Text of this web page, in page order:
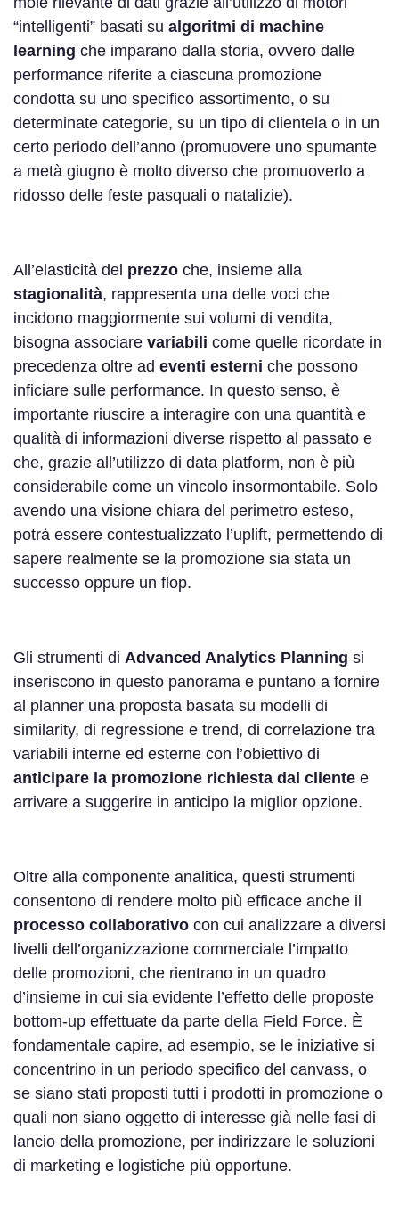
“intelligenti” basati su algoritmi di machine
learning che imparano dalla storia, ovvero dalle
performance riferite a ciascuna promozione
condotta su uno specifico assortimento, o su
determinate categorie, su un tipo di clientela o in un
certo periodo dell’anno (promuovere uno spumante
a metà giugno è molto diverso che promuoverlo a
ridosso delle feste pasquali o natalizie).
All’elasticità del prezzo che, insieme alla
stagionalità, rappresenta una delle voci che
incidono maggiormente sui volumi di vendita,
bisogna associare variabili come quelle ricordate in
precedenza oltre ad eventi esterni che possono
inficiare sulle performance. In questo senso, è
importante riuscire a interagire con una quantità e
qualità di informazioni diverse rispetto al passato e
che, grazie all’utilizzo di data platform, non è più
considerabile come un vincolo insormontabile. Solo
avendo una visione chiara del perimetro esteso,
potrà essere contestualizzato l’uplift, permettendo di
sapere realmente se la promozione sia stata un
successo oppure un flop.
Gli strumenti di Advanced Analytics Planning si
inseriscono in questo panorama e puntano a fornire
al planner una proposta basata su modelli di
similarity, di regressione e trend, di correlazione tra
variabili interne ed esterne con l’obiettivo di
anticipare la promozione richiesta dal cliente e
arrivare a suggerire in anticipo la miglior opzione.
Oltre alla componente analitica, questi strumenti
consentono di rendere molto più efficace anche il
processo collaborativo con cui analizzare a diversi
livelli dell’organizzazione commerciale l’impatto
delle promozioni, che rientrano in un quadro
d’insieme in cui sia evidente l’effetto delle proposte
bottom-up effettuate da parte della Field Force. È
fondamentale capire, ad esempio, se le iniziative si
concentrino in un periodo specifico del canvass, o
se siano stati proposti tutti i prodotti in promozione o
quali non siano oggetto di interesse già nelle fasi di
lancio della promozione, per indirizzare le soluzioni
di marketing e logistiche più opportune.